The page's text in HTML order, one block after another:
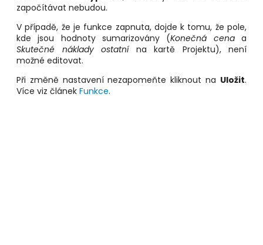
započítávat nebudou.
V případě, že je funkce zapnuta, dojde k tomu, že pole,
kde jsou hodnoty sumarizovány (Konečná cenaa
Skutečné náklady ostatnína kartě Projektu), není
možné editovat.
Při změně nastavení nezapomeňte kliknout na Uložit.
Více viz článek Funkce.